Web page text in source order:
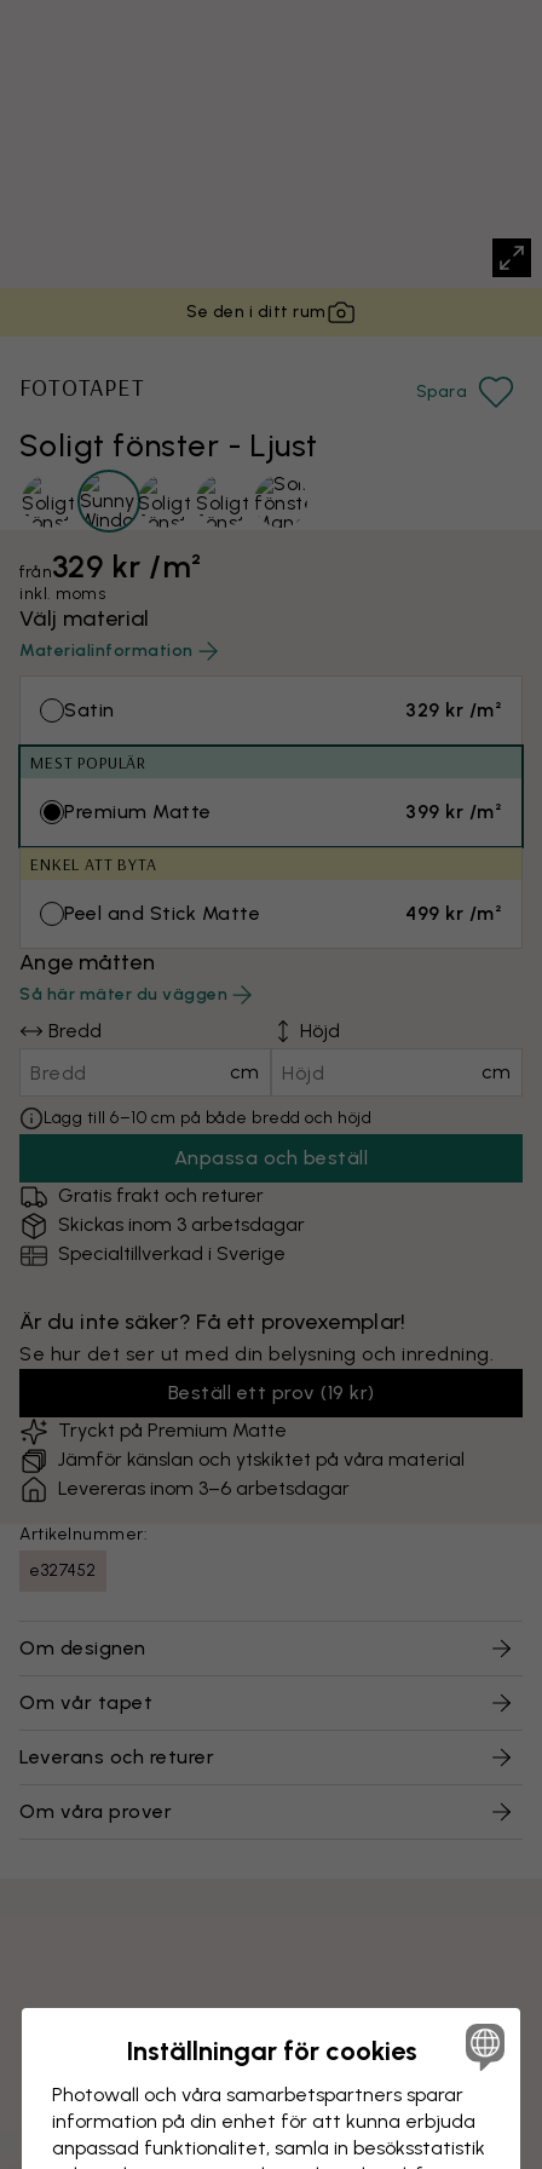
Se den i ditt rum
Soligt fönster - Ljust
FOTOTAPET Spara
från329 kr /m²
inkl. moms
Välj material
Materialinformation
Satin 329 kr /m²
MEST POPULÄR
Premium Matte 399 kr /m²
ENKEL ATT BYTA
Peel and Stick Matte 499 kr /m²
Ange måtten
Så här mäter du väggen
Bredd
cm
Höjd
cm
Lägg till 6–10 cm på både bredd och höjd
Anpassa och beställ
Gratis frakt och returer
Skickas inom 3 arbetsdagar
Specialtillverkad i Sverige
Är du inte säker? Få ett provexemplar!
Se hur det ser ut med din belysning och inredning.
Beställ ett prov (19 kr)
Tryckt på Premium Matte
Jämför känslan och ytskiktet på våra material
Levereras inom 3–6 arbetsdagar
Artikelnummer:
e327452
Om designen
Om vår tapet
Leverans och returer
Om våra prover
Inställningar för cookies
Photowall och våra samarbets­partners sparar
information på din enhet för att kunna erbjuda
anpassad funktionalitet, samla in besöks­statistik